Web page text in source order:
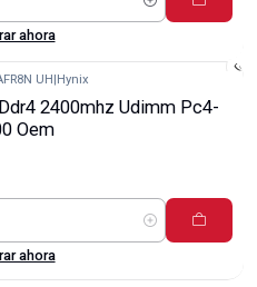
ahora
UH Hynix
2400mhz Udimm Pc4-
Oem
ahora